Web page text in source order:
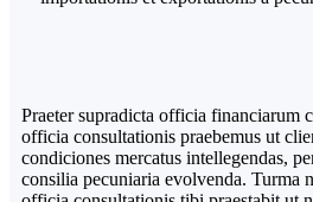
Praeter supradicta officia financiarum
officia consultationis praebemus ut
condiciones mercatus intellegendas,
consilia pecuniaria evolvenda. Turma